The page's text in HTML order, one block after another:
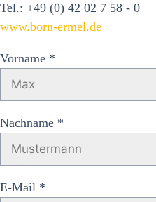
Tel.: +49 (0) 42 02 7 58 - 0
www.born-ermel.de
Vorname *
Nachname *
E-Mail *